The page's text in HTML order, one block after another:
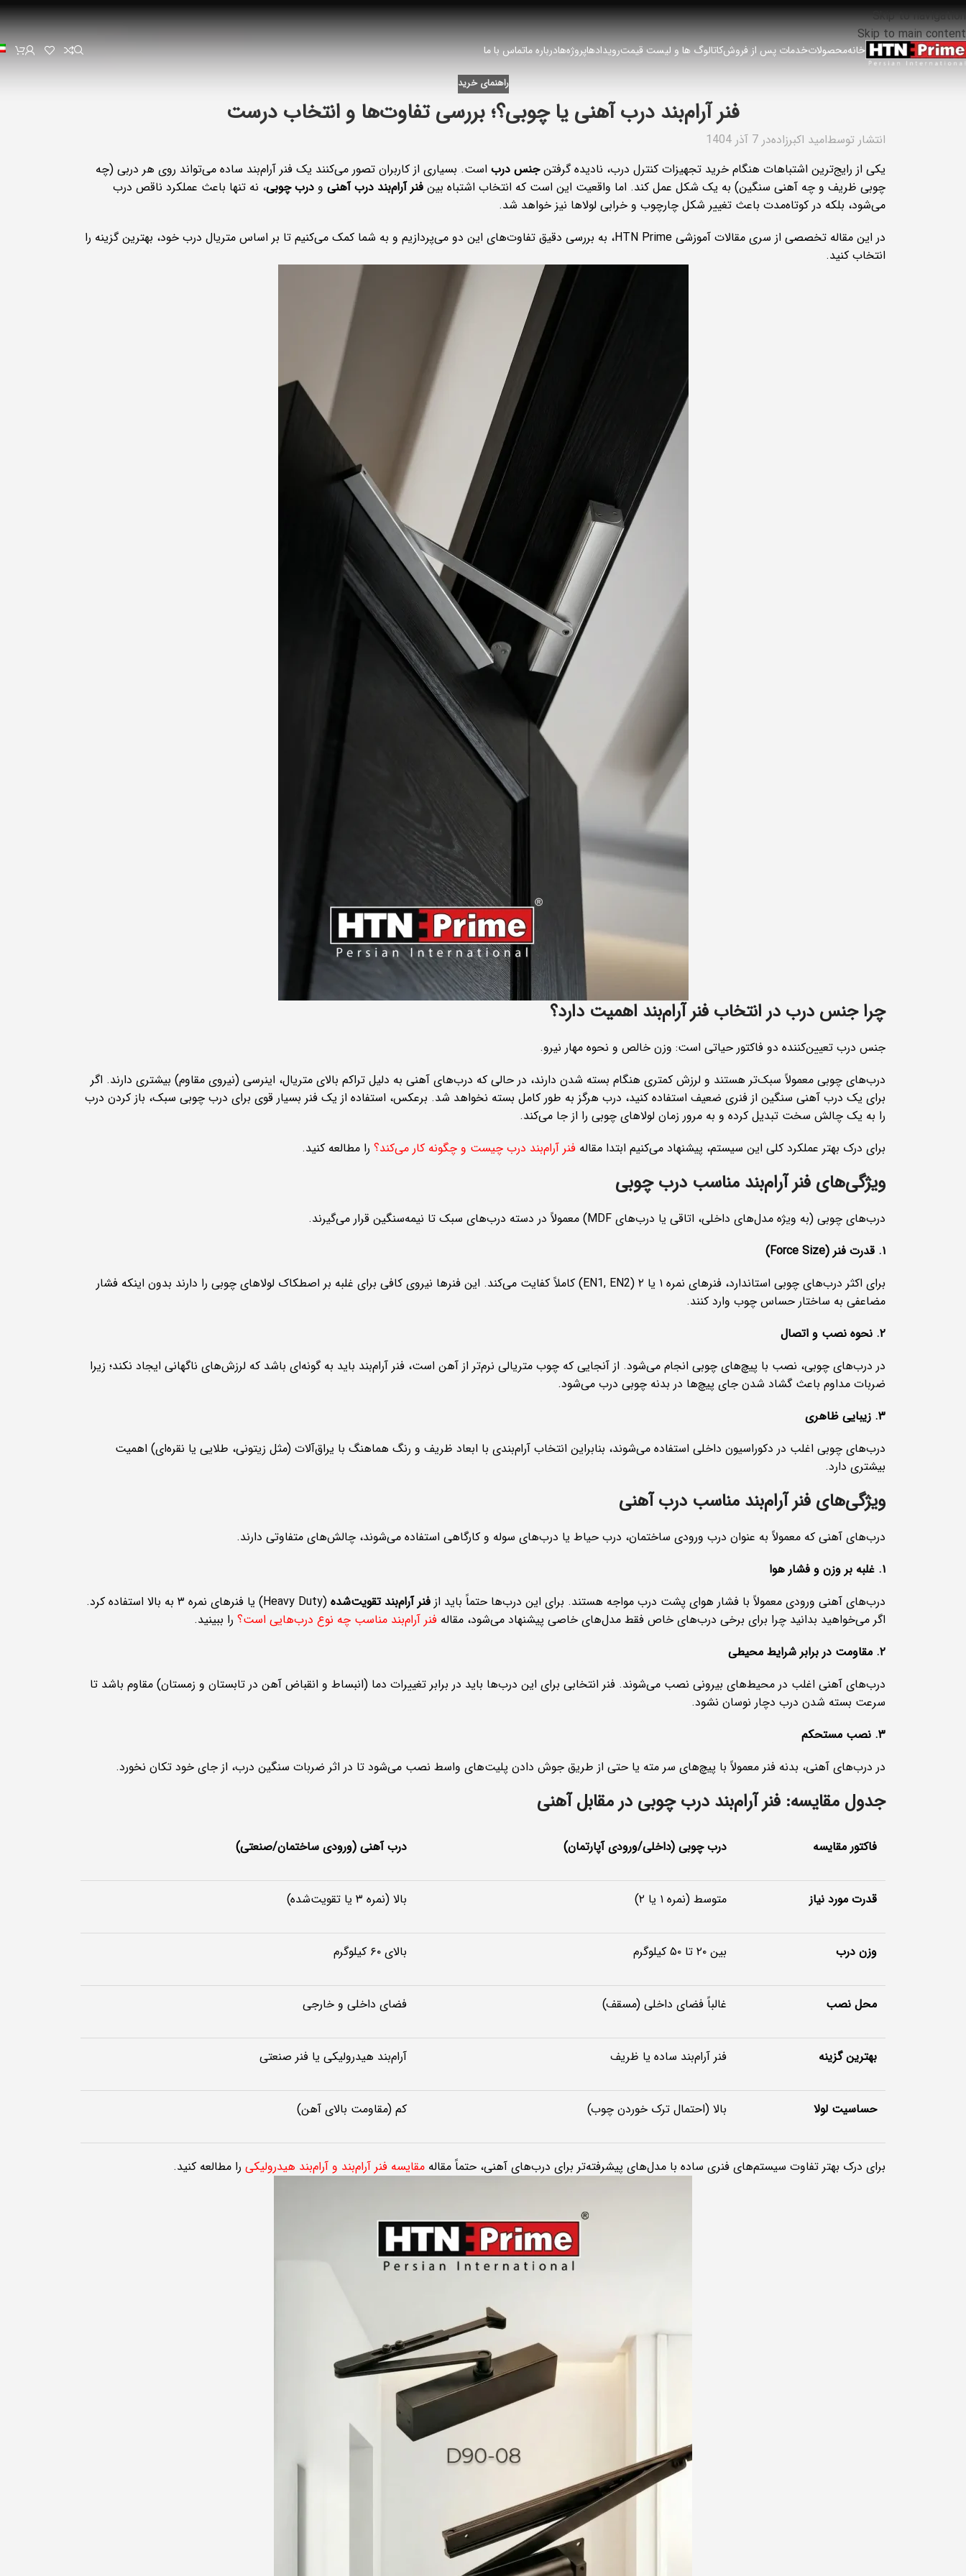
Skip to navigation
Skip to main content
خانهمحصولاتخدمات پس از فروشکاتالوگ ها و لیست قیمترویدادهاپروژه‌هادرباره ماتماس با ما
راهنمای خرید
فنر آرام‌بند درب آهنی یا چوبی؟؛ بررسی تفاوت‌ها و انتخاب درست
انتشار توسطامید اکبرزادهدر 7 آذر 1404
یکی از رایج‌ترین اشتباهات هنگام خرید تجهیزات کنترل درب، نادیده گرفتنجنس درب است. بسیاری از کاربران تصور می‌کنند یک فنر آرام‌بند ساده می‌تواند روی هر دربی (چه
چوبی ظریف و چه آهنی سنگین) به یک شکل عمل کند. اما واقعیت این است که انتخاب اشتباه بین فنر آرام‌بند درب آهنی و درب چوبی، نه تنها باعث عملکرد ناقص درب
می‌شود، بلکه در کوتاه‌مدت باعث تغییر شکل چارچوب و خرابی لولاها نیز خواهد شد.
در این مقاله تخصصی از سری مقالات آموزشی HTN Prime، به بررسی دقیق تفاوت‌های این دو می‌پردازیم و به شما کمک می‌کنیم تا بر اساس متریال درب خود، بهترین گزینه را
انتخاب کنید.
چرا جنس درب در انتخاب فنر آرام‌بند اهمیت دارد؟
جنس درب تعیین‌کننده دو فاکتور حیاتی است: وزن خالص و نحوه مهار نیرو.
درب‌های چوبی معمولاً سبک‌تر هستند و لرزش کمتری هنگام بسته شدن دارند، در حالی که درب‌های آهنی به دلیل تراکم بالای متریال، اینرسی (نیروی مقاوم) بیشتری دارند. اگر
برای یک درب آهنی سنگین از فنری ضعیف استفاده کنید، درب هرگز به طور کامل بسته نخواهد شد. برعکس، استفاده از یک فنر بسیار قوی برای درب چوبی سبک، باز کردن درب
را به یک چالش سخت تبدیل کرده و به مرور زمان لولاهای چوبی را از جا می‌کند.
برای درک بهتر عملکرد کلی این سیستم، پیشنهاد می‌کنیم ابتدا مقاله فنر آرام‌بند درب چیست و چگونه کار می‌کند؟ را مطالعه کنید.
ویژگی‌های فنر آرام‌بند مناسب درب چوبی
درب‌های چوبی (به ویژه مدل‌های داخلی، اتاقی یا درب‌های MDF) معمولاً در دسته درب‌های سبک تا نیمه‌سنگین قرار می‌گیرند.
۱. قدرت فنر (
Force Size
)
برای اکثر درب‌های چوبی استاندارد، فنرهای نمره ۱ یا ۲ (EN1, EN2) کاملاً کفایت می‌کند. این فنرها نیروی کافی برای غلبه بر اصطکاک لولاهای چوبی را دارند بدون اینکه فشار
مضاعفی به ساختار حساس چوب وارد کنند.
۲. نحوه نصب و اتصال
در درب‌های چوبی، نصب با پیچ‌های چوبی انجام می‌شود. از آنجایی که چوب متریالی نرم‌تر از آهن است، فنر آرام‌بند باید به گونه‌ای باشد که لرزش‌های ناگهانی ایجاد نکند؛ زیرا
ضربات مداوم باعث گشاد شدن جای پیچ‌ها در بدنه چوبی درب می‌شود.
۳. زیبایی ظاهری
درب‌های چوبی اغلب در دکوراسیون داخلی استفاده می‌شوند، بنابراین انتخاب آرام‌بندی با ابعاد ظریف و رنگ هماهنگ با یراق‌آلات (مثل زیتونی، طلایی یا نقره‌ای) اهمیت
بیشتری دارد.
ویژگی‌های فنر آرام‌بند مناسب درب آهنی
درب‌های آهنی که معمولاً به عنوان درب ورودی ساختمان، درب حیاط یا درب‌های سوله و کارگاهی استفاده می‌شوند، چالش‌های متفاوتی دارند.
۱. غلبه بر وزن و فشار هوا
درب‌های آهنی ورودی معمولاً با فشار هوای پشت درب مواجه هستند. برای این درب‌ها حتماً باید از فنر آرام‌بند تقویت‌شده
(Heavy Duty) یا فنرهای نمره ۳ به بالا استفاده کرد.
اگر می‌خواهید بدانید چرا برای برخی درب‌های خاص فقط مدل‌های خاصی پیشنهاد می‌شود، مقاله فنر آرام‌بند مناسب چه نوع درب‌هایی است؟ را ببینید.
۲. مقاومت در برابر شرایط محیطی
درب‌های آهنی اغلب در محیط‌های بیرونی نصب می‌شوند. فنر انتخابی برای این درب‌ها باید در برابر تغییرات دما (انبساط و انقباض آهن در تابستان و زمستان) مقاوم باشد تا
سرعت بسته شدن درب دچار نوسان نشود.
۳. نصب مستحکم
در درب‌های آهنی، بدنه فنر معمولاً با پیچ‌های سر مته یا حتی از طریق جوش دادن پلیت‌های واسط نصب می‌شود تا در اثر ضربات سنگین درب، از جای خود تکان نخورد.
جدول مقایسه: فنر آرام‌بند درب چوبی در مقابل آهنی
فاکتور مقایسه درب چوبی (داخلی/ورودی آپارتمان) درب آهنی (ورودی ساختمان/صنعتی)
قدرت مورد نیاز متوسط (نمره ۱ یا ۲) بالا (نمره ۳ یا تقویت‌شده)
وزن درب بین ۲۰ تا ۵۰ کیلوگرم بالای ۶۰ کیلوگرم
محل نصب غالباً فضای داخلی (مسقف) فضای داخلی و خارجی
بهترین گزینه فنر آرام‌بند ساده یا ظریف آرام‌بند هیدرولیکی یا فنر صنعتی
حساسیت لولا بالا (احتمال ترک خوردن چوب) کم (مقاومت بالای آهن)
برای درک بهتر تفاوت سیستم‌های فنری ساده با مدل‌های پیشرفته‌تر برای درب‌های آهنی، حتماً مقاله مقایسه فنر آرام‌بند و آرام‌بند هیدرولیکی را مطالعه کنید.